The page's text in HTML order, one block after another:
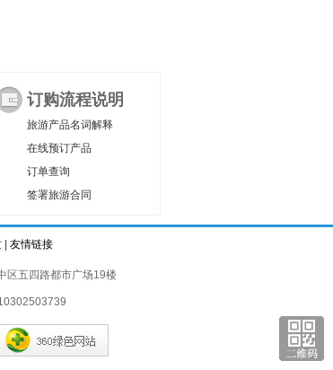
订购流程说明
旅游产品名词解释
在线预订产品
订单查询
签署旅游合同
友情链接
区五四路都市广场19楼